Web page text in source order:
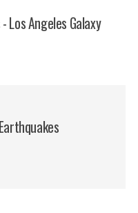
Los Angeles Galaxy